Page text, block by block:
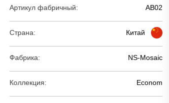
Артикул фабричный: AB02
Страна: Китай
Фабрика: NS-Mosaic
Коллекция: Econom